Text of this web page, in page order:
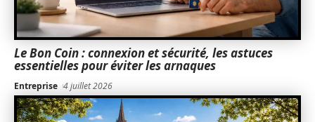
Le Bon Coin : connexion et sécurité, les astuces
essentielles pour éviter les arnaques
Entreprise 4 juillet 2026